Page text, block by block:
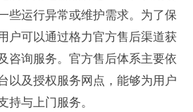
些运行异常或维护需求。为了保
户可以通过格力官方售后渠道获
咨询服务。官方售后体系主要依
以及授权服务网点，能够为用户
持与上门服务。